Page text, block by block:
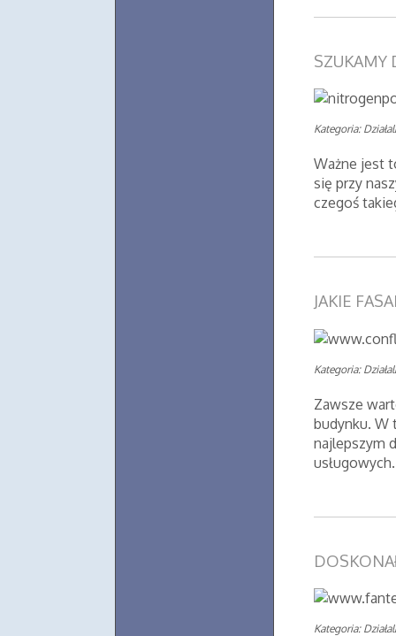
SZUKAMY
Kategoria:
Ważne jest
się przy
czegoś
JAKIE
Kategoria:
Zawsze
budynku. W
najlepszym
Kategoria: